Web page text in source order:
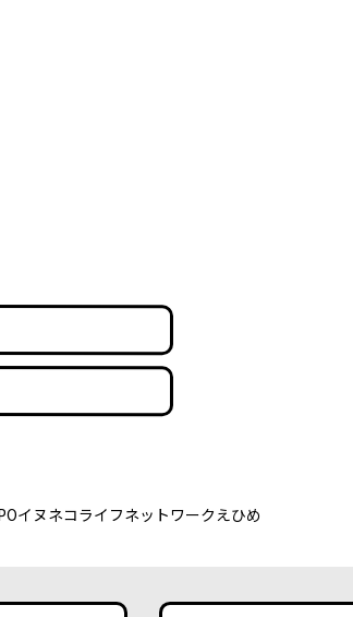
イヌネコライフネットワークえひめ